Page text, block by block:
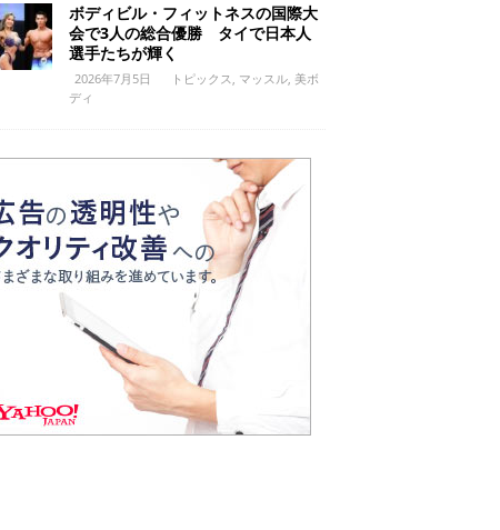
ボディビル・フィットネスの国際大
会で3人の総合優勝 タイで日本人
選手たちが輝く
2026年7月5日 トピックス マッスル, 美ボ
ディ